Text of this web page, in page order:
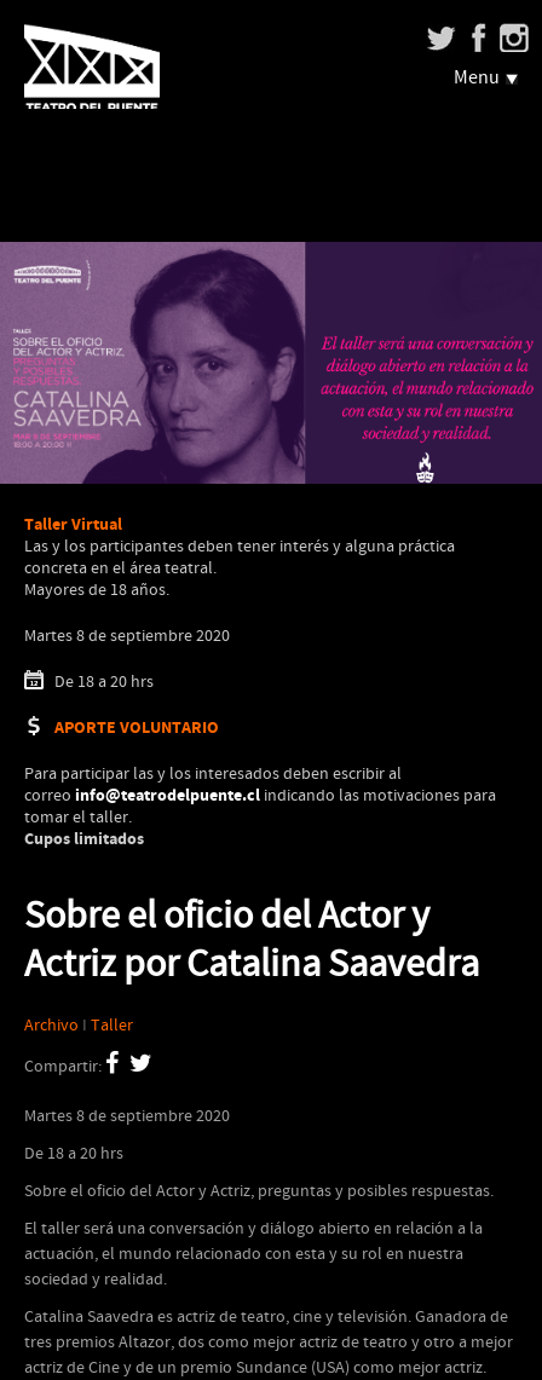
Menu
Taller Virtual
Las y los participantes deben tener interés y alguna práctica
concreta en el área teatral.
Mayores de 18 años.
Martes 8 de septiembre 2020
De 18 a 20 hrs
APORTE VOLUNTARIO
Para participar las y los interesados deben escribir al
correo info@teatrodelpuente.cl indicando las motivaciones para
tomar el taller.
Cupos limitados
Sobre el oficio del Actor y
Actriz por Catalina Saavedra
Archivo I Taller
Compartir:
Martes 8 de septiembre 2020
De 18 a 20 hrs
Sobre el oficio del Actor y Actriz, preguntas y posibles respuestas.
El taller será una conversación y diálogo abierto en relación a la
actuación, el mundo relacionado con esta y su rol en nuestra
sociedad y realidad.
Catalina Saavedra es actriz de teatro, cine y televisión. Ganadora de
tres premios Altazor, dos como mejor actriz de teatro y otro a mejor
actriz de Cine y de un premio Sundance (USA) como mejor actriz.